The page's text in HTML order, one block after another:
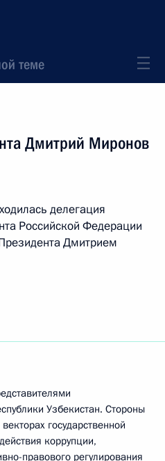
теме
Дмитрий Миронов
делегация
Российской Федерации
Дмитрием
Узбекистан. Стороны
государственной
коррупции,
правового регулирования